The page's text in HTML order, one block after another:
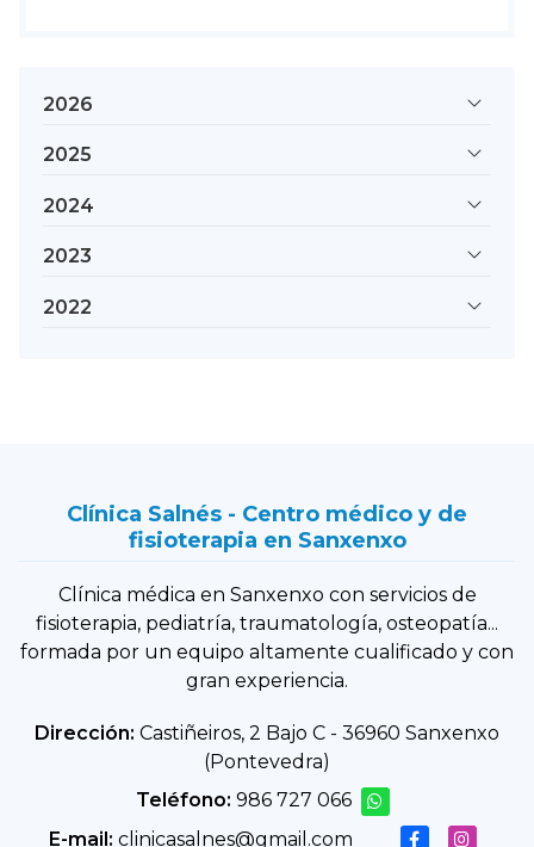
2026
2025
2024
2023
2022
Clínica Salnés - Centro médico y de
fisioterapia en Sanxenxo
Clínica médica en Sanxenxo con servicios de
fisioterapia, pediatría, traumatología, osteopatía...
formada por un equipo altamente cualificado y con
gran experiencia.
Dirección: Castiñeiros, 2 Bajo C - 36960 Sanxenxo
(Pontevedra)
Teléfono: 986 727 066
E-mail: clinicasalnes@gmail.com